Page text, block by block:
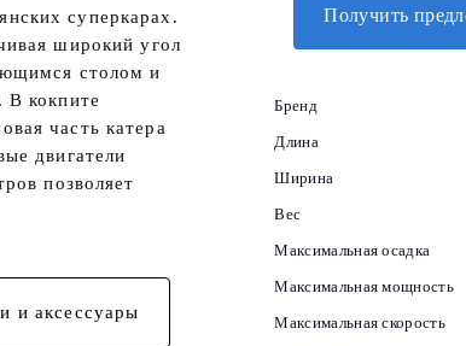
суперкарах.
широкий угол
столом и
кокпите
часть катера
двигатели
позволяет
и аксессуары
Получить
Бренд
Длина
Ширина
Вес
Максимальная осадка
Максимальная мощность
Максимальная скорость